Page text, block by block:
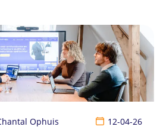
Ophuis 12-04-26